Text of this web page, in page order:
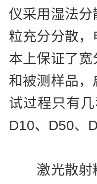
仪采用湿法
粒充分分散
本上保证了
和被测样品
试过程只有
D10、D50、
激光散射粒